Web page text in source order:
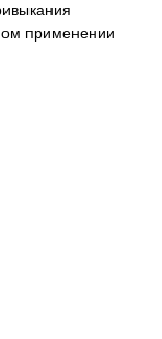
применении